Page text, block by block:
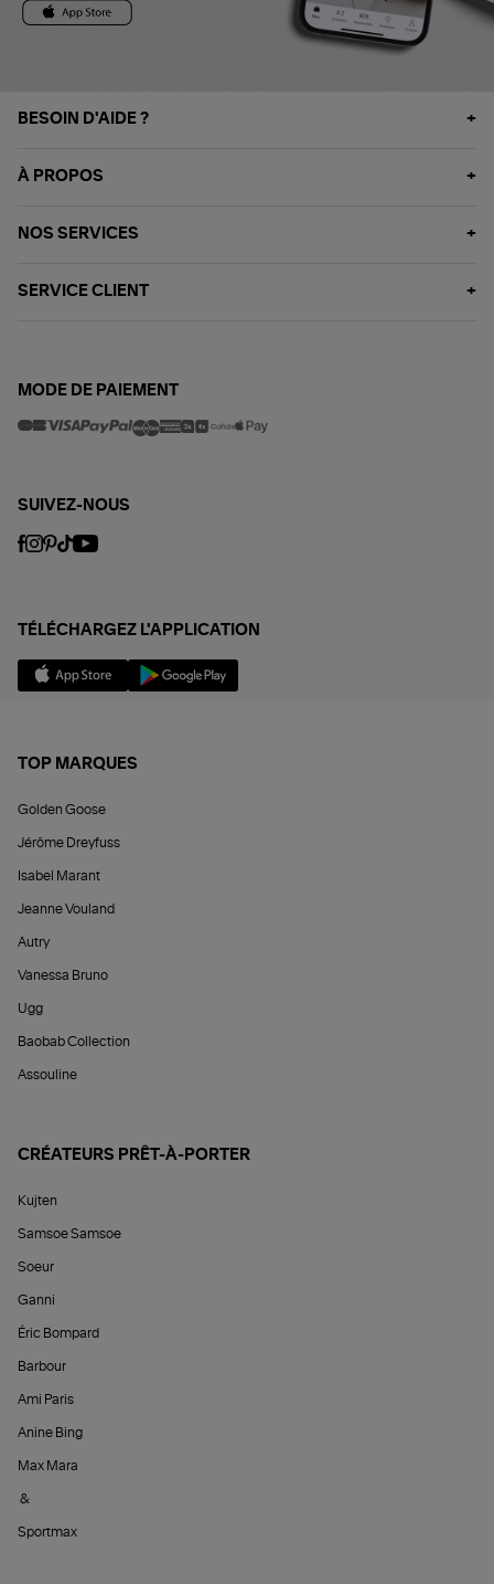
BESOIN D'AIDE ?
À PROPOS
NOS SERVICES
SERVICE CLIENT
MODE DE PAIEMENT
SUIVEZ-NOUS
TÉLÉCHARGEZ L'APPLICATION
TOP MARQUES
Golden Goose
Jérôme Dreyfuss
Isabel Marant
Jeanne Vouland
Autry
Vanessa Bruno
Ugg
Baobab Collection
Assouline
CRÉATEURS PRÊT-À-PORTER
Kujten
Samsoe Samsoe
Soeur
Ganni
Éric Bompard
Barbour
Ami Paris
Anine Bing
Max Mara
&
Sportmax